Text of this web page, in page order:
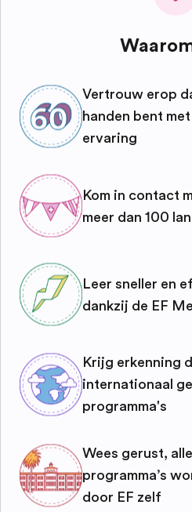
Vertrouw erop
handen bent
ervaring
Kom in contact
meer dan 100
Leer sneller en
dankzij de EF
Krijg erkenning
internationaal
programma's
Wees gerust,
programma’s
door EF zelf